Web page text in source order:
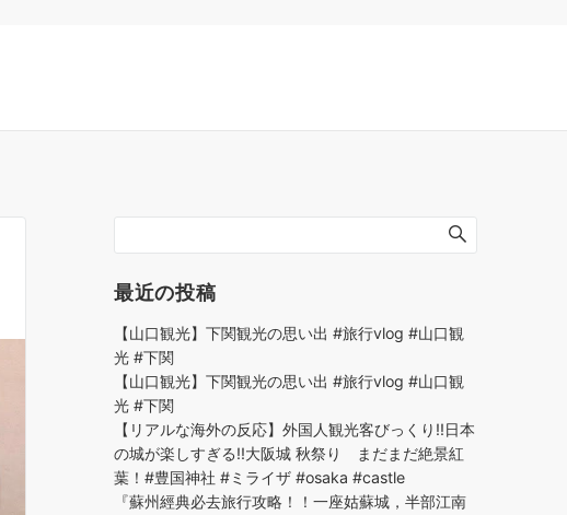
最近の投稿
【山口観光】下関観光の思い出 #旅行vlog #山口観
光 #下関
【山口観光】下関観光の思い出 #旅行vlog #山口観
光 #下関
【リアルな海外の反応】外国人観光客びっくり!!日本
の城が楽しすぎる!!大阪城 秋祭り まだまだ絶景紅
葉！#豊国神社 #ミライザ #osaka #castle
『蘇州經典必去旅行攻略！！一座姑蘇城，半部江南